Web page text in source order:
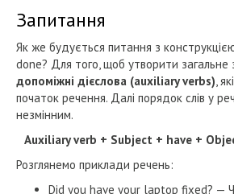
Запитання
Як же будується питання з
done? Для того, щоб утворити загальне
допоміжні дієслова (auxiliary verbs) ,
початок речення. Далі порядок слів у
незмінним.
Auxiliary verb + Subject + have +
Розглянемо приклади речень:
Did you have your laptop fixed? —